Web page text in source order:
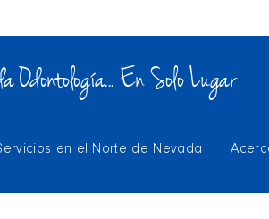
Odontología... En Solo Lugar
en el Norte de Nevada